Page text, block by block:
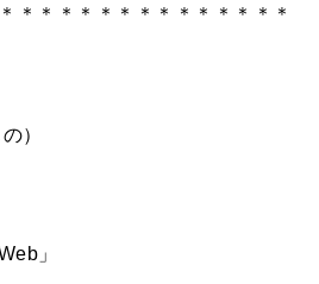
＊＊＊＊＊＊＊＊＊＊＊＊＊＊
）
」